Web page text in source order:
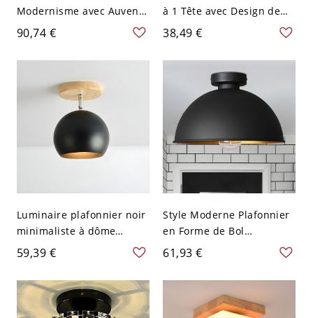
Modernisme avec Auvent
Rond en Or Métallique
Montage Semi-Encastré
avec Pendentif en Cristal -
90,74 €
à 1 Tête avec Design de
Tuyau d'Eau Métallique
Noir Luminaire Encastré
Intérieur - 110 V-120 V
38,49 €
Luminaire plafonnier noir
minimaliste à dôme
métallique réglable avec
support en bois semi-
encastré unique
59,39 €
Style Moderne Plafonnier
en Forme de Bol
Métallique à 1 Ampoule
Luminaire Affleurant pour
Cuisine - 110 V-120 V Noir
61,93 €